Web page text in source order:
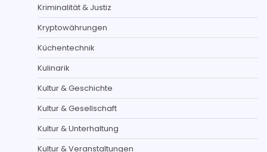
Kriminalität & Justiz
Kryptowährungen
Küchentechnik
Kulinarik
Kultur & Geschichte
Kultur & Gesellschaft
Kultur & Unterhaltung
Kultur & Veranstaltungen